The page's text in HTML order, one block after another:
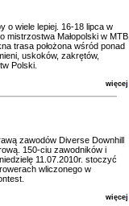
o wiele lepiej. 16-18 lipca w
mistrzostwa Małopolski w MTB,
trasa położona wśród ponad
uskoków, zakrętów,
Polski.
więcej
zawodów Diverse Downhill
150-ciu zawodników i
11.07.2010r. stoczyć
wliczonego w
więcej